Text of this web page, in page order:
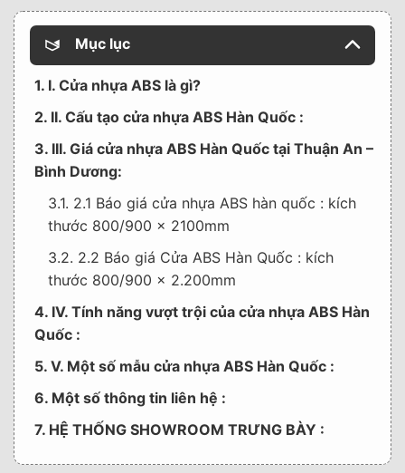
Mục lục
1. I. Cửa nhựa ABS là gì?
2. II. Cấu tạo cửa nhựa ABS Hàn Quốc :
3. III. Giá cửa nhựa ABS Hàn Quốc tại Thuận An –
Bình Dương:
3.1. 2.1 Báo giá cửa nhựa ABS hàn quốc : kích
thước 800/900 x 2100mm
3.2. 2.2 Báo giá Cửa ABS Hàn Quốc : kích
thước 800/900 x 2.200mm
4. IV. Tính năng vượt trội của cửa nhựa ABS Hàn
Quốc :
5. V. Một số mẫu cửa nhựa ABS Hàn Quốc :
6. Một số thông tin liên hệ :
7. HỆ THỐNG SHOWROOM TRƯNG BÀY :